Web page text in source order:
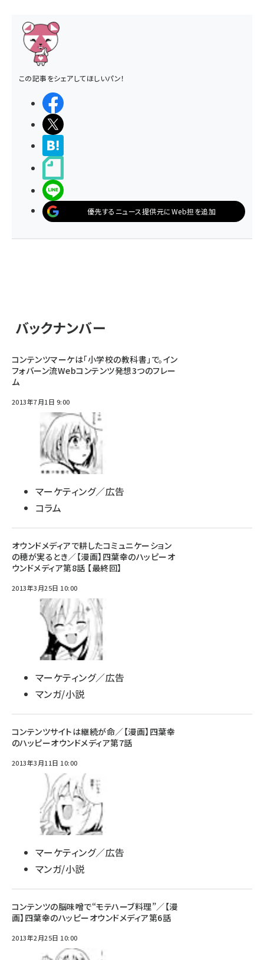
この記事をシェアしてほしいパン！
優先するニュース提供元にWeb担を追加
バックナンバー
コンテンツマーケは「小学校の教科書」で。イン
フォバーン流Webコンテンツ発想3つのフレー
ム
2013年7月1日 9:00
マーケティング／広告
コラム
オウンドメディアで耕したコミュニケーション
の穂が実るとき／【漫画】四葉幸のハッピーオ
ウンドメディア第8話 【最終回】
2013年3月25日 10:00
マーケティング／広告
マンガ/小説
コンテンツサイトは継続が命／【漫画】四葉幸
のハッピーオウンドメディア第7話
2013年3月11日 10:00
マーケティング／広告
マンガ/小説
コンテンツの脳味噌で“モテハーブ料理”／【漫
画】四葉幸のハッピーオウンドメディア第6話
2013年2月25日 10:00